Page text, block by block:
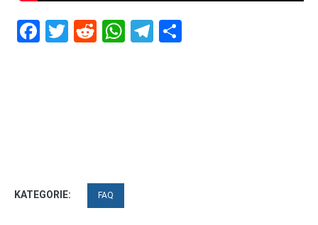
Facebook
Twitter
RedditWhatsApp
Telegram
KATEGORIE: FAQ